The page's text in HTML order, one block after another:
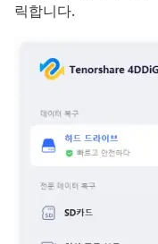
릭합니다.